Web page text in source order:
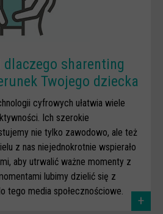
sharenting
Twojego dziecka
cyfrowych ułatwia wiele
Ich szerokie
nie tylko zawodowo, ale też
z nas niejednokrotnie wspierało
aby utrwalić ważne momenty z
lubimy dzielić się z
tego media społecznościowe.
+
o internecie
2026